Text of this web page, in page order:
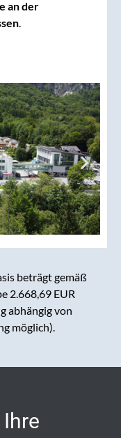
an der
.
beträgt gemäß
2.668,69 EUR
abhängig von
möglich).